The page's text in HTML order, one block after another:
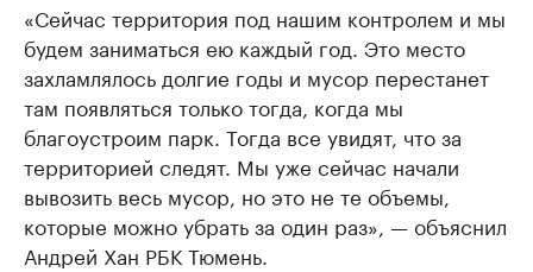
«Сейчас территория под нашим контролем и мы
будем заниматься ею каждый год. Это место
захламлялось долгие годы и мусор перестанет
там появляться только тогда, когда мы
благоустроим парк. Тогда все увидят, что за
территорией следят. Мы уже сейчас начали
вывозить весь мусор, но это не те объемы,
которые можно убрать за один раз», — объяснил
Андрей Хан РБК Тюмень.